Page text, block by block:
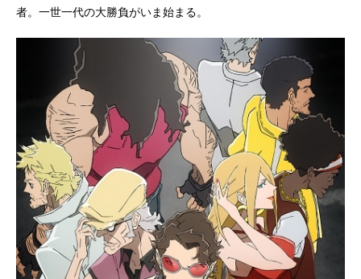
者。一世一代の大勝負がいま始まる。